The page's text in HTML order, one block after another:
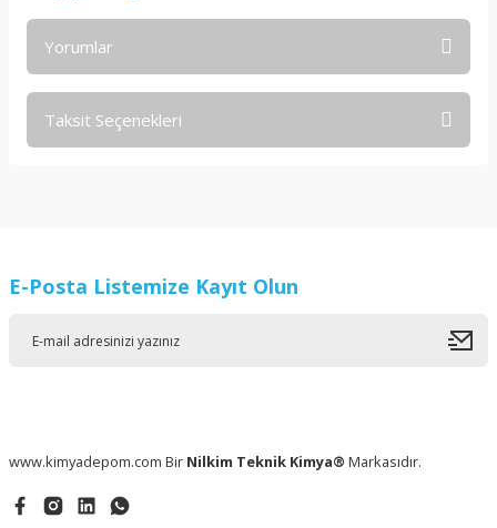
Yorumlar
Taksit Seçenekleri
E-Posta Listemize Kayıt Olun
www.kimyadepom.com Bir Nilkim Teknik Kimya® Markasıdır.